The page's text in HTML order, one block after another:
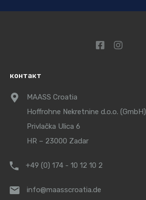
контакт
MAASS Croatia
Hoffrohne Nekretnine d.o.o. (GmbH)
Privlačka Ulica 6
HR – 23000 Zadar
+49 (0) 174 - 10 12 10 2
info@maasscroatia.de